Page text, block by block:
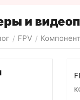
и
/ FPV /